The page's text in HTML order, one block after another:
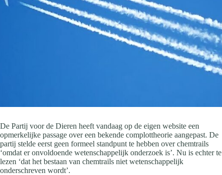
De Partij voor de Dieren heeft vandaag op de eigen website een
opmerkelijke passage over een bekende complottheorie aangepast. De
partij stelde eerst geen formeel standpunt te hebben over chemtrails
‘omdat er onvoldoende wetenschappelijk onderzoek is’. Nu is echter te
lezen ‘dat het bestaan van chemtrails niet wetenschappelijk
onderschreven wordt’.